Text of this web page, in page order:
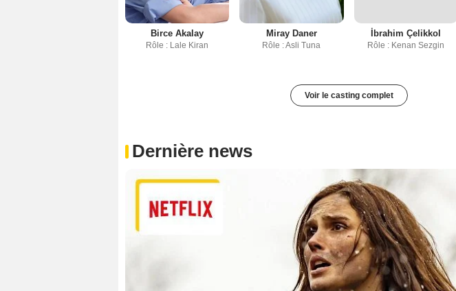
Birce Akalay
Rôle : Lale Kiran
Miray Daner
Rôle : Asli Tuna
İbrahim Çelikkol
Rôle : Kenan Sezgin
Voir le casting complet
Dernière news